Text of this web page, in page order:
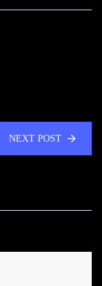
NEXT POST